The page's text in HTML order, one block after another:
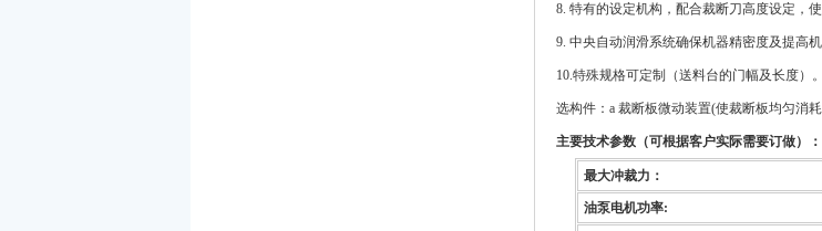
8. 特有的设定机构，配合裁断刀高度设定，
9. 中央自动润滑系统确保机器精密度及提高
10.特殊规格可定制（送料台的门幅及长度）。
选构件：a 裁断板微动装置(使裁断板均匀消
主要技术参数 （可根据客户实际需要订做）：
最大冲裁力：
油泵电机功率: